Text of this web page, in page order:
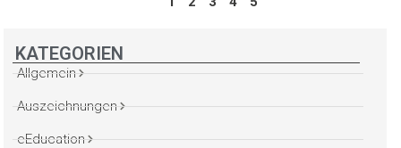
KATEGORIEN
Allgemein
Auszeichnungen
eEducation